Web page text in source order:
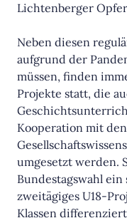
Lichtenberger
Neben diesen
aufgrund der
müssen, finden
Projekte statt, die
Kooperation mit
umgesetzt werden.
Bundestagswahl
zweitägiges U18-
Klassen